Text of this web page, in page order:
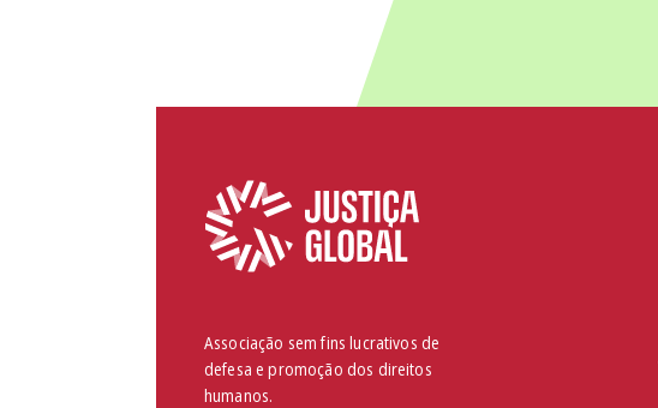
Associação sem fins lucrativos de
defesa e promoção dos direitos
humanos.